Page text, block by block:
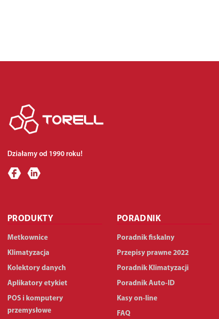
Działamy od 1990 roku!
PRODUKTY
Metkownice
Klimatyzacja
Kolektory danych
Aplikatory etykiet
POS i komputery
przemysłowe
PORADNIK
Poradnik fiskalny
Przepisy prawne 2022
Poradnik Klimatyzacji
Poradnik Auto-ID
Kasy on-line
FAQ